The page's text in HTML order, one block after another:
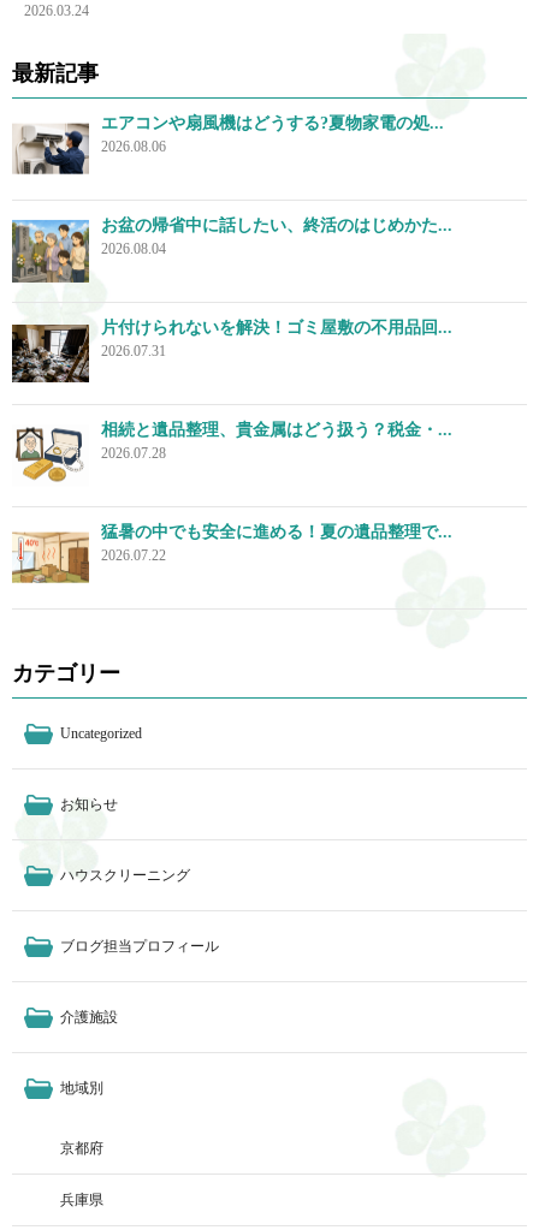
2026.03.24
最新記事
エアコンや扇風機はどうする?夏物家電の処...
2026.08.06
お盆の帰省中に話したい、終活のはじめかた...
2026.08.04
片付けられないを解決！ゴミ屋敷の不用品回...
2026.07.31
相続と遺品整理、貴金属はどう扱う？税金・...
2026.07.28
猛暑の中でも安全に進める！夏の遺品整理で...
2026.07.22
カテゴリー
Uncategorized
お知らせ
ハウスクリーニング
ブログ担当プロフィール
介護施設
地域別
京都府
兵庫県